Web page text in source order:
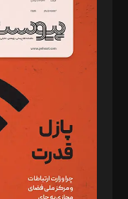
د‌بیر ناداستان: سمانه سمیع
د‌بیر خدمت و تجارت:
د‌بیر حقوق فناوری:
د‌بیر پیوست جهان: مینا پاکدل
د‌بیر تحریریه آنلاین: بابک
تحریریه‌: مجتبی محمود‌ی،
مصطفی مسجدی آرانی،
رستمی،مصطفی باستان
ویرایش: نگار استاد‌‌آقا
طراح یونیفرم: مجید توکلی